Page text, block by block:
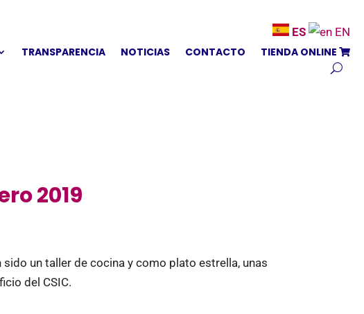
ES
EN
TRANSPARENCIA NOTICIAS CONTACTO TIENDA ONLINE
2019
un taller de cocina y como plato estrella, unas
del CSIC.